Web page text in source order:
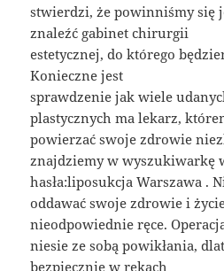
stwierdzi, że powinniśmy się
znaleźć gabinet chirurgii
estetycznej, do którego
Konieczne jest
sprawdzenie jak wiele
plastycznych ma lekarz,
powierzać swoje zdrowie
znajdziemy w wyszukiwarkę
hasła:liposukcja Warszawa .
oddawać swoje zdrowie i
nieodpowiednie ręce.
niesie ze sobą powikłania,
bezpiecznie w rękach